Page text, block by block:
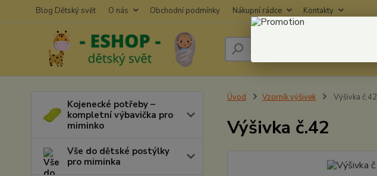
Blog Dětský svět O nás Obchodní podmínky Nákupní rádce Kontakty
Kojenecké potřeby –
kompletní výbavička pro
miminko
Vše do dětské postýlky
pro miminka
Úvod Vzorník výšivek Výšivka č.42
Výšivka č.42